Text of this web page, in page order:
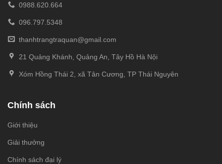
0988.620.664
096.797.5348
thanhtrangtraquan@gmail.com
21 Quảng Khánh, Quảng An, Tây Hồ Hà Nội
Xóm Hồng Thái 2, xã Tân Cương, TP Thái Nguyên
Chính sách
Giới thiệu
Giải thưởng
Chính sách đại lý